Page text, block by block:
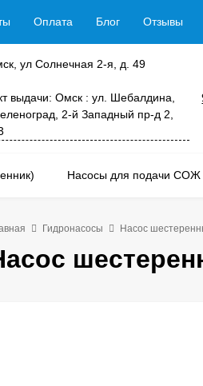
Оплата Блог Отзывы
ул Солнечная 2-я, д. 49
выдачи: Омск : ул. Шебалдина,
2-й Западный пр-д 2,
Насосы для подачи СОЖ
Гидронасосы Насос